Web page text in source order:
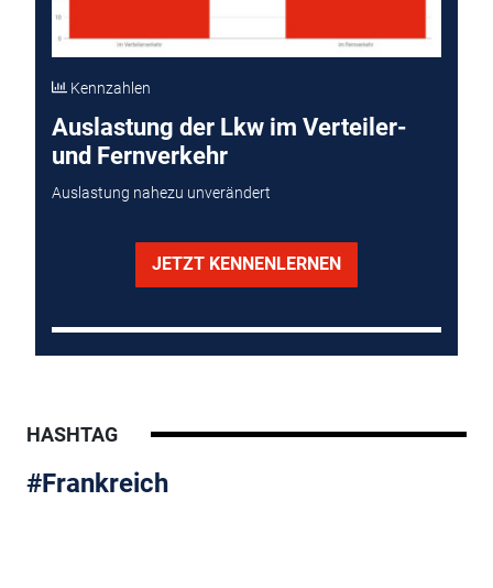
Kennzahlen
Auslastung der Lkw im Verteiler-
und Fernverkehr
Auslastung nahezu unverändert
JETZT KENNENLERNEN
HASHTAG
#Frankreich